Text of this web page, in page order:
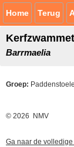
Home Terug
Barrmaelia
Groep:
© 2026 NMV
Ga naar de volledige